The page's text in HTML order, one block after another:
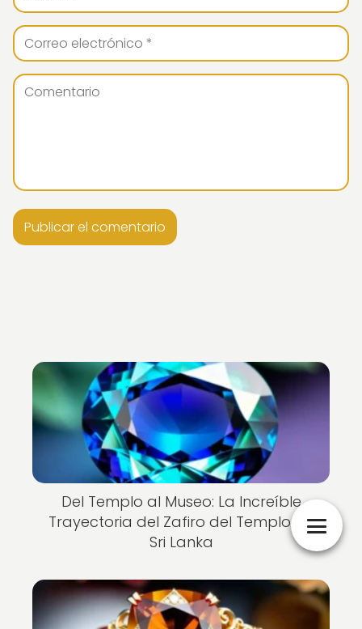
Del Templo al Museo: La Increíble
Trayectoria del Zafiro del Templo de
Sri Lanka